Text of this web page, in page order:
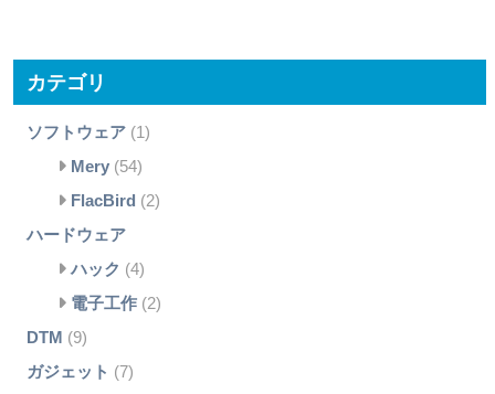
カテゴリ
ソフトウェア(1)
Mery(54)
FlacBird (2)
ハードウェア
ハック (4)
電子工作(2)
DTM (9)
ガジェット (7)